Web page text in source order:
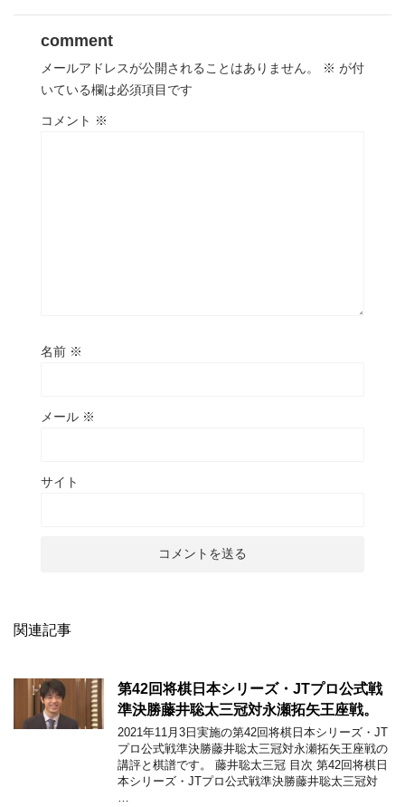
comment
メールアドレスが公開されることはありません。 ※ が付
いている欄は必須項目です
コメント ※
名前 ※
メール ※
サイト
関連記事
第42回将棋日本シリーズ・JTプロ公式戦
準決勝藤井聡太三冠対永瀬拓矢王座戦。
2021年11月3日実施の第42回将棋日本シリーズ・JT
プロ公式戦準決勝藤井聡太三冠対永瀬拓矢王座戦の
講評と棋譜です。 藤井聡太三冠 目次 第42回将棋日
本シリーズ・JTプロ公式戦準決勝藤井聡太三冠対
…